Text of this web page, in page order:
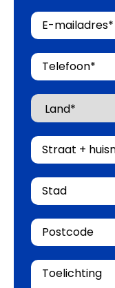
E-
mailadres
Telefoon
Land
Straat
huisnummer
Stad
Postcode
Toelichting